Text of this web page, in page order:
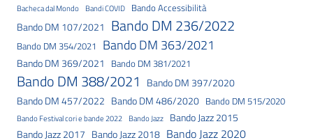
Bacheca dal Mondo Bandi COVID Bando Accessibilità
Bando DM 107/2021 Bando DM 236/2022
Bando DM 354/2021 Bando DM 363/2021
Bando DM 369/2021 Bando DM 381/2021
Bando DM 388/2021 Bando DM 397/2020
Bando DM 457/2022 Bando DM 486/2020 Bando DM 515/2020
Bando Festival cori e bande 2022 Bando Jazz
Bando Jazz 2015
Bando Jazz 2017 Bando Jazz 2018 Bando Jazz 2020